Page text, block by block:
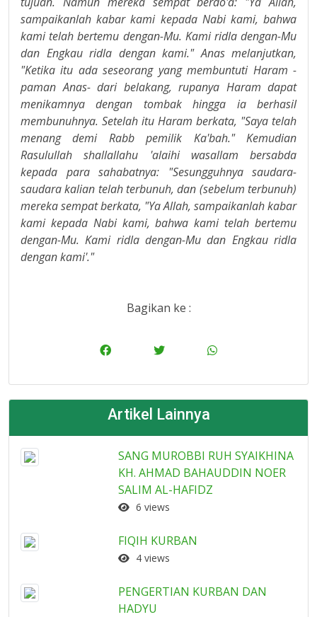
sampaikanlah kabar kami kepada Nabi kami, bahwa
kami telah bertemu dengan-Mu. Kami ridla dengan-Mu
dan Engkau ridla dengan kami." Anas melanjutkan,
"Ketika itu ada seseorang yang membuntuti Haram -
paman Anas- dari belakang, rupanya Haram dapat
menikamnya dengan tombak hingga ia berhasil
membunuhnya. Setelah itu Haram berkata, "Saya telah
menang demi Rabb pemilik Ka'bah." Kemudian
Rasulullah shallallahu 'alaihi wasallam bersabda
kepada para sahabatnya: "Sesungguhnya saudara-
saudara kalian telah terbunuh, dan (sebelum terbunuh)
mereka sempat berkata, "Ya Allah, sampaikanlah kabar
kami kepada Nabi kami, bahwa kami telah bertemu
dengan-Mu. Kami ridla dengan-Mu dan Engkau ridla
dengan kami'."
Bagikan ke :
Artikel Lainnya
SANG MUROBBI RUH SYAIKHINA
KH. AHMAD BAHAUDDIN NOER
SALIM AL-HAFIDZ
6 views
FIQIH KURBAN
4 views
PENGERTIAN KURBAN DAN
HADYU